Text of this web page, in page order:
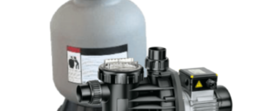
szivattyúk és szűrők teljesítménye a maximális áramlás és
energiahatékonyság érdekében van összehangolva. A
önfelszívó szivattyú, termoplasztik műanyagból. Minden
típusú kis méretű medencéhez telepíthető. Minden eleme
korrózióálló, erősített termoplasztikból készül a tartósság
és hosszú élettartam érdekében. 1/2 HP-ig D50-es